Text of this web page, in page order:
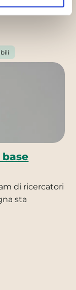
di ricercatori
sta